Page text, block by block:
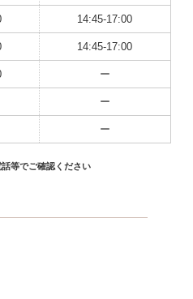
14:45-17:00
14:45-17:00
ー
ー
ー
等でご確認ください